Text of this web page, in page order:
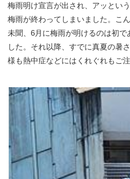
梅雨明け宣言が出され、アッとい
梅雨が終わってしまいました。こ
未聞、6月に梅雨が明けるのは初
した。それ以降、すでに真夏の暑
様も熱中症などにはくれぐれもご注